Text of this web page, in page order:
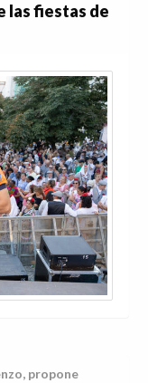
las fiestas de
propone